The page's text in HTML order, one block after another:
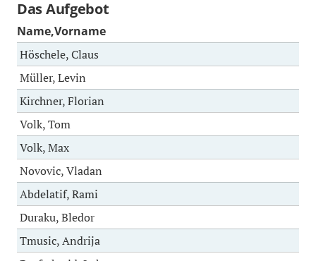
Das Aufgebot
Name,Vorname
Höschele, Claus
Müller, Levin
Kirchner, Florian
Volk, Tom
Volk, Max
Novovic, Vladan
Abdelatif, Rami
Duraku, Bledor
Tmusic, Andrija